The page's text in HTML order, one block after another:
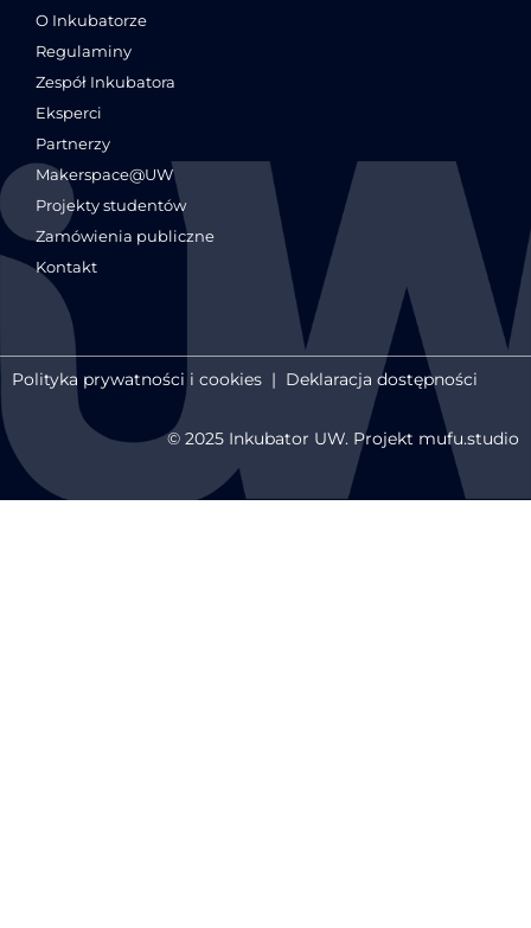
O Inkubatorze
Regulaminy
Zespół Inkubatora
Eksperci
Partnerzy
Makerspace@UW
Projekty studentów
Zamówienia publiczne
Kontakt
Polityka prywatności i cookies | Deklaracja dostępności
© 2025 Inkubator UW. Projekt mufu.studio